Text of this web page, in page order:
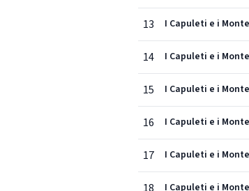
13 I Capuleti e i
14 I Capuleti e i
15 I Capuleti e i
16 I Capuleti e i
17 I Capuleti e i
I Capuleti e i